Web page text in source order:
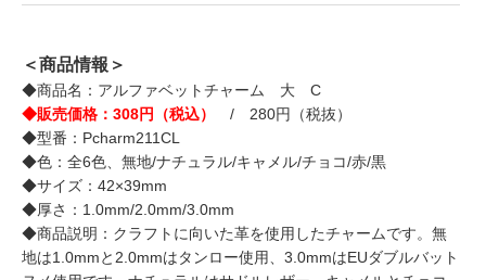
＜商品情報＞
◆商品名：アルファベットチャーム 大 C
◆販売価格：308円（税込）
/ 280円（税抜）
◆型番：Pcharm211CL
◆色：全6色、無地/ナチュラル/キャメル/チョコ/赤/黒
◆サイズ：42×39mm
◆厚さ：1.0mm/2.0mm/3.0mm
◆商品説明：クラフトに向いた革を使用したチャームです。無
地は1.0mmと2.0mmはタンロー使用、3.0mmはEUダブルバット